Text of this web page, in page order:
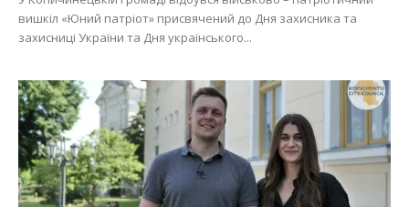
вишкіл «Юний патріот» присвячений до Дня захисника та
захисниці України та Дня українського...